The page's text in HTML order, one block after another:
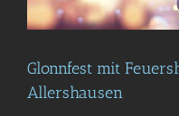
Glonnfest mit
Allershausen